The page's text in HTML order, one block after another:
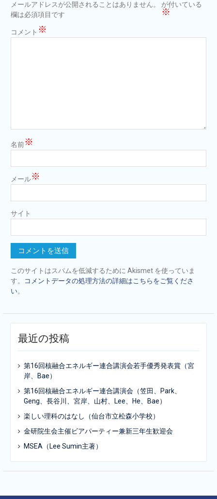
ン
メールアドレスが公開されることはありません。
※
が付いている
欄は必須項目です
コメント ※
名前※
メール※
サイト
このサイトはスパムを低減するために Akismet を使っていま
す。
コメントデータの処理方法の詳細はこちらをご覧くださ
い。
最近の投稿
第16回核融合エネルギー連合講演会若手優秀発表賞（宮
岸、Bae）
第16回核融合エネルギー連合講演会（笠田、Park、
Geng、長谷川、宮岸、山村、Lee、He、Bae）
楽しい理科のはなし（仙台市立松森小学校）
金研院生会主催ビアパーティー兼新三年生歓迎会
MSEA（Lee Sumin主著）